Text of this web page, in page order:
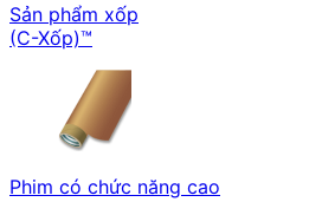
Sản phẩm xốp
(C-Xốp)™
Phim có chức năng cao